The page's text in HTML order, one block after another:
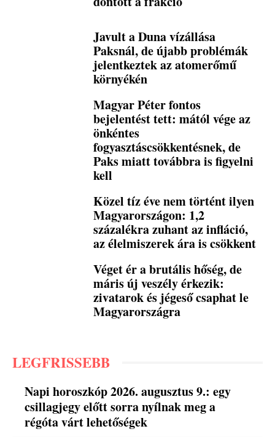
Javult a Duna vízállása
Paksnál, de újabb problémák
jelentkeztek az atomerőmű
környékén
Magyar Péter fontos
bejelentést tett: mától vége az
önkéntes
fogyasztáscsökkentésnek, de
Paks miatt továbbra is figyelni
kell
Közel tíz éve nem történt ilyen
Magyarországon: 1,2
százalékra zuhant az infláció,
az élelmiszerek ára is csökkent
Véget ér a brutális hőség, de
máris új veszély érkezik:
zivatarok és jégeső csaphat le
Magyarországra
LEGFRISSEBB
Napi horoszkóp 2026. augusztus 9.: egy
csillagjegy előtt sorra nyílnak meg a
régóta várt lehetőségek